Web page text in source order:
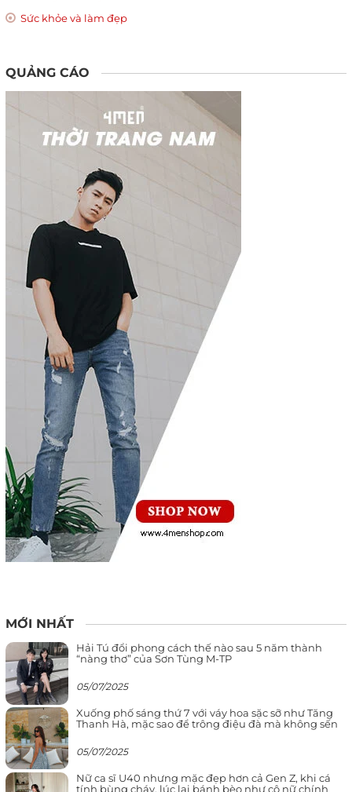
Sức khỏe và làm đẹp
QUẢNG CÁO
MỚI NHẤT
Hải Tú đổi phong cách thế nào sau 5 năm thành
“nàng thơ” của Sơn Tùng M-TP
05/07/2025
Xuống phố sáng thứ 7 với váy hoa sặc sỡ như Tăng
Thanh Hà, mặc sao để trông điệu đà mà không sến
05/07/2025
Nữ ca sĩ U40 nhưng mặc đẹp hơn cả Gen Z, khi cá
tính bùng cháy, lúc lại bánh bèo như cô nữ chính